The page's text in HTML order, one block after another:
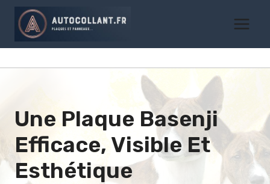
Aller
contenu
Une Plaque Basenji
Efficace, Visible Et
Esthétique